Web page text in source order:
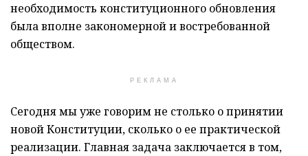
необходимость конституционного обновления
была вполне закономерной и востребованной
обществом.
РЕКЛАМА
Сегодня мы уже говорим не столько о принятии
новой Конституции, сколько о ее практической
реализации. Главная задача заключается в том,